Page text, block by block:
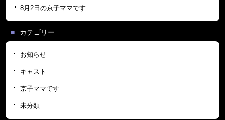
8月2日の京子ママです
カテゴリー
お知らせ
キャスト
京子ママです
未分類